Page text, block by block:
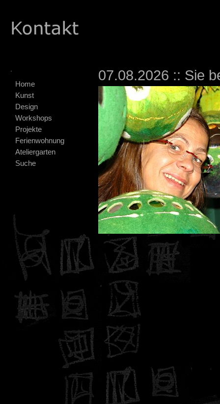
Home
Kunst
Design
Workshops
Projekte
Ferienwohnung
Ateliergarten
Suche
07.08.2026 :: Sie